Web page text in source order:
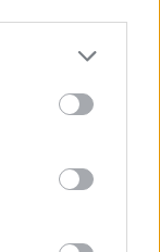
more Google
may click to
party tags to
below Google